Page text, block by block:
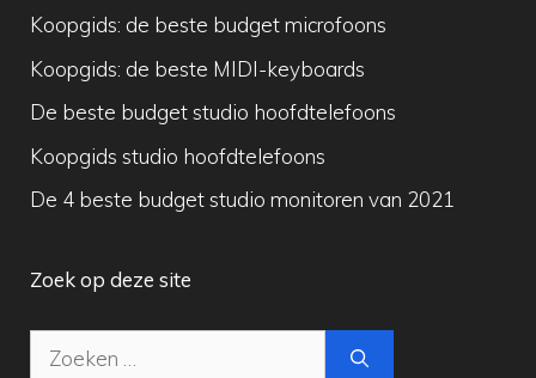
Koopgids: de beste budget microfoons
Koopgids: de beste MIDI-keyboards
De beste budget studio hoofdtelefoons
Koopgids studio hoofdtelefoons
De 4 beste budget studio monitoren van 2021
Zoek op deze site
Zoek